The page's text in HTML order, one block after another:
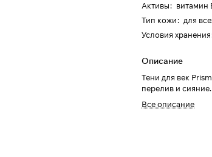
Активы: витамин
Тип кожи: для
Условия хранения
Описание
Тени для век
перелив и сияние.
Все описание